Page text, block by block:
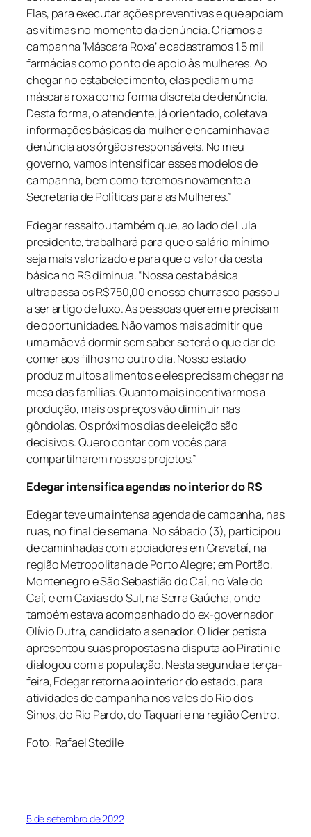
Elas, para executar ações preventivas e que apoiam
as vítimas no momento da denúncia. Criamos a
campanha ‘Máscara Roxa’ e cadastramos 1,5 mil
farmácias como ponto de apoio às mulheres. Ao
chegar no estabelecimento, elas pediam uma
máscara roxa como forma discreta de denúncia.
Desta forma, o atendente, já orientado, coletava
informações básicas da mulher e encaminhava a
denúncia aos órgãos responsáveis. No meu
governo, vamos intensificar esses modelos de
campanha, bem como teremos novamente a
Secretaria de Políticas para as Mulheres.”
Edegar ressaltou também que, ao lado de Lula
presidente, trabalhará para que o salário mínimo
seja mais valorizado e para que o valor da cesta
básica no RS diminua. “Nossa cesta básica
ultrapassa os R$ 750,00 e nosso churrasco passou
a ser artigo de luxo. As pessoas querem e precisam
de oportunidades. Não vamos mais admitir que
uma mãe vá dormir sem saber se terá o que dar de
comer aos filhos no outro dia. Nosso estado
produz muitos alimentos e eles precisam chegar na
mesa das famílias. Quanto mais incentivarmos a
produção, mais os preços vão diminuir nas
gôndolas. Os próximos dias de eleição são
decisivos. Quero contar com vocês para
compartilharem nossos projetos.”
Edegar intensifica agendas no interior do RS
Edegar teve uma intensa agenda de campanha, nas
ruas, no final de semana. No sábado (3), participou
de caminhadas com apoiadores em Gravataí, na
região Metropolitana de Porto Alegre; em Portão,
Montenegro e São Sebastião do Caí, no Vale do
Caí; e em Caxias do Sul, na Serra Gaúcha, onde
também estava acompanhado do ex-governador
Olívio Dutra, candidato a senador. O líder petista
apresentou suas propostas na disputa ao Piratini e
dialogou com a população. Nesta segunda e terça-
feira, Edegar retorna ao interior do estado, para
atividades de campanha nos vales do Rio dos
Sinos, do Rio Pardo, do Taquari e na região Centro.
Foto: Rafael Stedile
5 de setembro de 2022